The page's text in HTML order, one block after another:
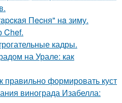
Пecня" нa зиму.
Chef.
кадры.
на Урале: как
правильно формировать куст
винограда Изабелла: